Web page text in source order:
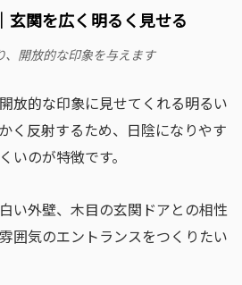
玄関を広く明るく見せる
、開放的な印象を与えます
放的な印象に見せてくれる明るい
く反射するため、日陰になりやす
いのが特徴です。
い外壁、木目の玄関ドアとの相性
囲気のエントランスをつくりたい